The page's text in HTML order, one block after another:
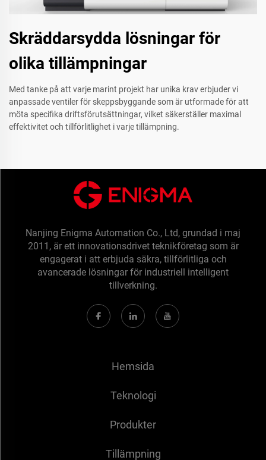
Skräddarsydda lösningar för
olika tillämpningar
Med tanke på att varje marint projekt har unika krav erbjuder vi
anpassade ventiler för skeppsbyggande som är utformade för att
möta specifika driftsförutsättningar, vilket säkerställer maximal
effektivitet och tillförlitlighet i varje tillämpning.
Nanjing Enigma Automation Co., Ltd, grundad i maj
2011, är ett innovationsdrivet teknikföretag som är
engagerat i att erbjuda säkra, tillförlitliga och
avancerade lösningar för industriell intelligent
tillverkning.
Hemsida
Teknologi
Produkter
Tillämpning